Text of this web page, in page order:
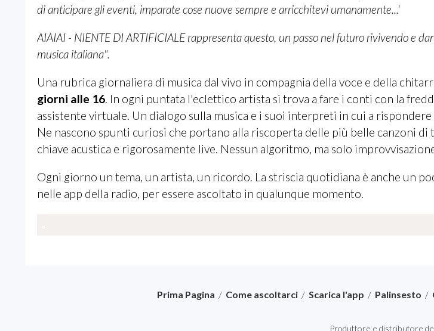
di anticipare gli eventi, imparate cose nuove sempre e arricchitevi umanamente...'
AIAIAI - NIENTE DI ARTIFICIALE rappresenta questo, un passo nel futuro rivivendo e
musica italiana".
Una rubrica giornaliera di musica dal vivo in compagnia della voce e della
giorni alle 16. In ogni puntata l'eclettico artista si trova a fare i conti con la
assistente virtuale. Un dialogo sulla musica e i suoi interpreti in cui a rispondere
Ne nascono spunti curiosi che portano alla riscoperta delle più belle canzoni
chiave acustica e rigorosamente live. Nessun algoritmo, ma solo
Ogni giorno un tema, un artista, un ricordo. La striscia quotidiana è anche un
nelle app della radio, per essere ascoltato in qualunque momento.
Prima Pagina / Come ascoltarci / Scarica l'app / Palinsesto /
Produttore e distributore